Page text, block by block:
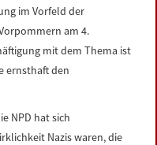
im Vorfeld der
am 4.
mit dem Thema ist
ernsthaft den
NPD hat sich
Nazis waren, die